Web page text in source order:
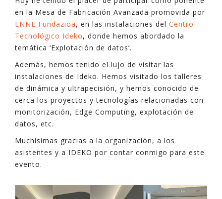
en la Mesa de Fabricación Avanzada promovida por
ENNE Fundazioa, en las instalaciones del Centro
Tecnológico Ideko, donde hemos abordado la
temática ‘Explotación de datos’.
Además, hemos tenido el lujo de visitar las
instalaciones de Ideko. Hemos visitado los talleres
de dinámica y ultrapecisión, y hemos conocido de
cerca los proyectos y tecnologías relacionadas con
monitorización, Edge Computing, explotación de
datos, etc.
Muchísimas gracias a la organización, a los
asistentes y a IDEKO por contar conmigo para este
evento.